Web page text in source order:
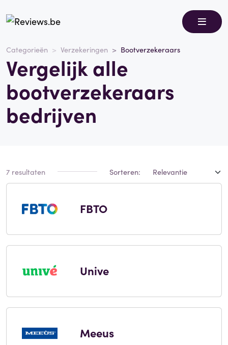
Categorieën Verzekeringen Bootverzekeraars
Vergelijk alle
bootverzekeraars
bedrijven
7 resultaten Sorteren:
FBTO
Unive
Meeus